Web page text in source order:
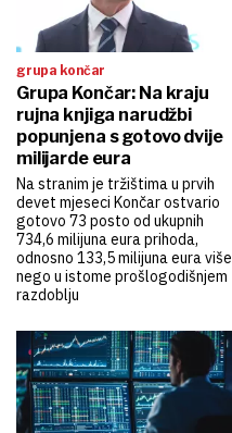
grupa končar
Grupa Končar: Na kraju
rujna knjiga narudžbi
popunjena s gotovo dvije
milijarde eura
Na stranim je tržištima u prvih
devet mjeseci Končar ostvario
gotovo 73 posto od ukupnih
734,6 milijuna eura prihoda,
odnosno 133,5 milijuna eura više
nego u istome prošlogodišnjem
razdoblju